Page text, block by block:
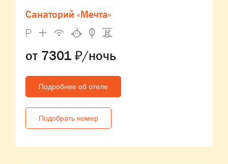
Санаторий «Мечта»
от 7301 ₽/ночь
Подробнее об отеле
Подобрать номер